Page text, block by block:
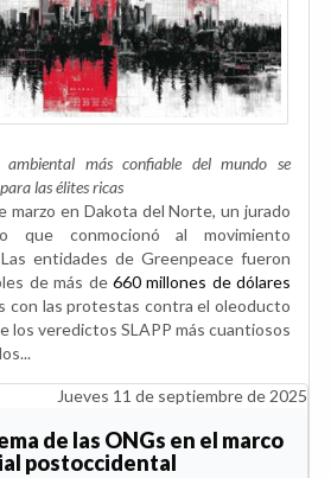
más confiable del mundo se
las élites ricas
marzo en Dakota del Norte, un jurado
que conmocionó al movimiento
entidades de Greenpeace fueron
de más de 660 millones de dólares
con las protestas contra el oleoducto
los veredictos SLAPP más cuantiosos
Jueves 11 de septiembre de 2025
de las ONGs en el marco
postoccidental